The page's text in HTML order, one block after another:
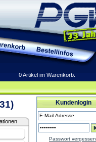
0 Artikel im Warenkorb.
Kundenlogin
Passwort vergessen